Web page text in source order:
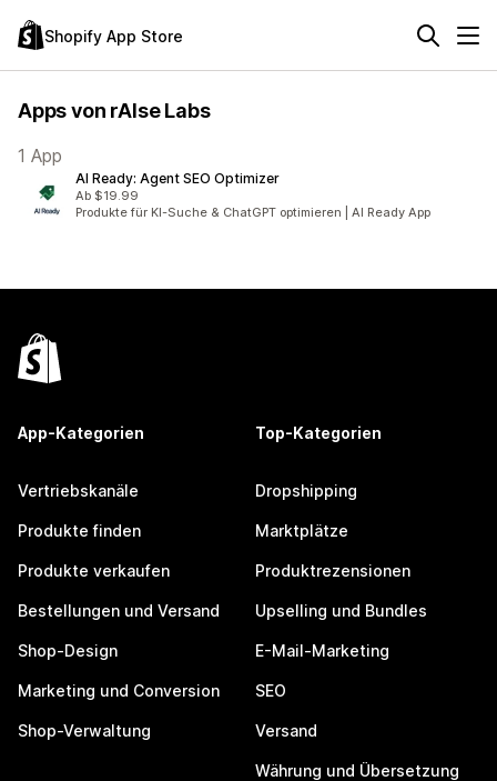
Shopify App Store
Apps von rAIse Labs
1 App
AI Ready: Agent SEO Optimizer
Ab $19.99
Produkte für KI-Suche & ChatGPT optimieren | AI Ready App
App-Kategorien
Vertriebskanäle
Produkte finden
Produkte verkaufen
Bestellungen und Versand
Shop-Design
Marketing und Conversion
Shop-Verwaltung
Top-Kategorien
Dropshipping
Marktplätze
Produktrezensionen
Upselling und Bundles
E-Mail-Marketing
SEO
Versand
Währung und Übersetzung